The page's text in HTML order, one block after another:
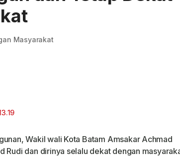
Masyarakat
Wakil wali Kota Batam Amsakar Achmad
Rudi dan dirinya selalu dekat dengan